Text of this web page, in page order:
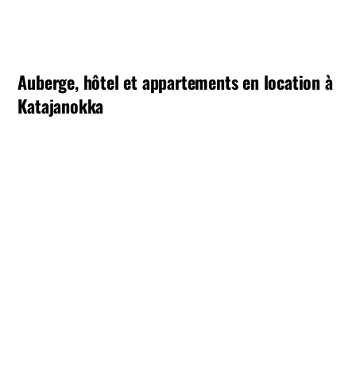
Auberge, hôtel et appartements en location à
Katajanokka